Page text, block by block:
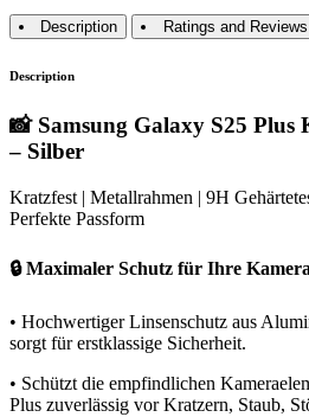
Description Ratings and Reviews
Description
📸 Samsung Galaxy S25 Plus
– Silber
Kratzfest | Metallrahmen | 9H
Perfekte Passform
🔒 Maximaler Schutz für Ihre Kamera
• Hochwertiger Linsenschutz aus
sorgt für erstklassige Sicherheit.
• Schützt die empfindlichen
Plus zuverlässig vor Kratzern, Staub,